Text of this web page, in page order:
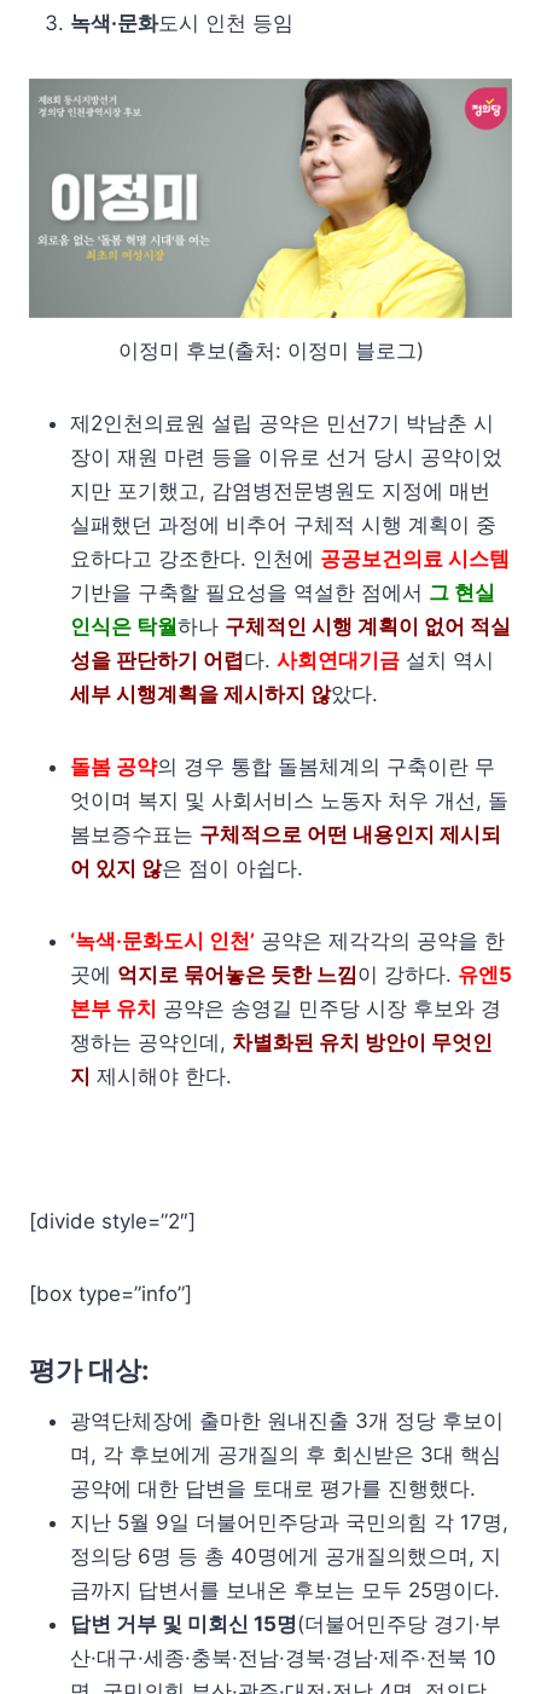
녹색·문화도시 인천 등임
이정미 후보(출처: 이정미 블로그)
제2인천의료원 설립 공약은 민선7기 박남춘 시
장이 재원 마련 등을 이유로 선거 당시 공약이었
지만 포기했고, 감염병전문병원도 지정에 매번
실패했던 과정에 비추어 구체적 시행 계획이 중
요하다고 강조한다. 인천에 공공보건의료 시스템
기반을 구축할 필요성을 역설한 점에서 그 현실
인식은 탁월하나 구체적인 시행 계획이 없어 적실
성을 판단하기 어렵 다. 사회연대기금 설치 역시
세부 시행계획을 제시하지 않았다.
돌봄 공약의 경우 통합 돌봄체계의 구축이란 무
엇이며 복지 및 사회서비스 노동자 처우 개선, 돌
봄보증수표는 구체적으로 어떤 내용인지 제시되
어 있지 않은 점이 아쉽다.
‘녹색‧문화도시 인천’ 공약은 제각각의 공약을 한
곳에 억지로 묶어놓은 듯한 느낌이 강하다. 유엔5
본부 유치 공약은 송영길 민주당 시장 후보와 경
쟁하는 공약인데, 차별화된 유치 방안이 무엇인
지 제시해야 한다.
[divide style=”2″]
[box type=”info”]
평가 대상:
광역단체장에 출마한 원내진출 3개 정당 후보이
며, 각 후보에게 공개질의 후 회신받은 3대 핵심
공약에 대한 답변을 토대로 평가를 진행했다.
지난 5월 9일 더불어민주당과 국민의힘 각 17명,
정의당 6명 등 총 40명에게 공개질의했으며, 지
금까지 답변서를 보내온 후보는 모두 25명이다.
답변 거부 및 미회신 15명(더불어민주당 경기·부
산·대구·세종·충북·전남·경북·경남·제주·전북 10